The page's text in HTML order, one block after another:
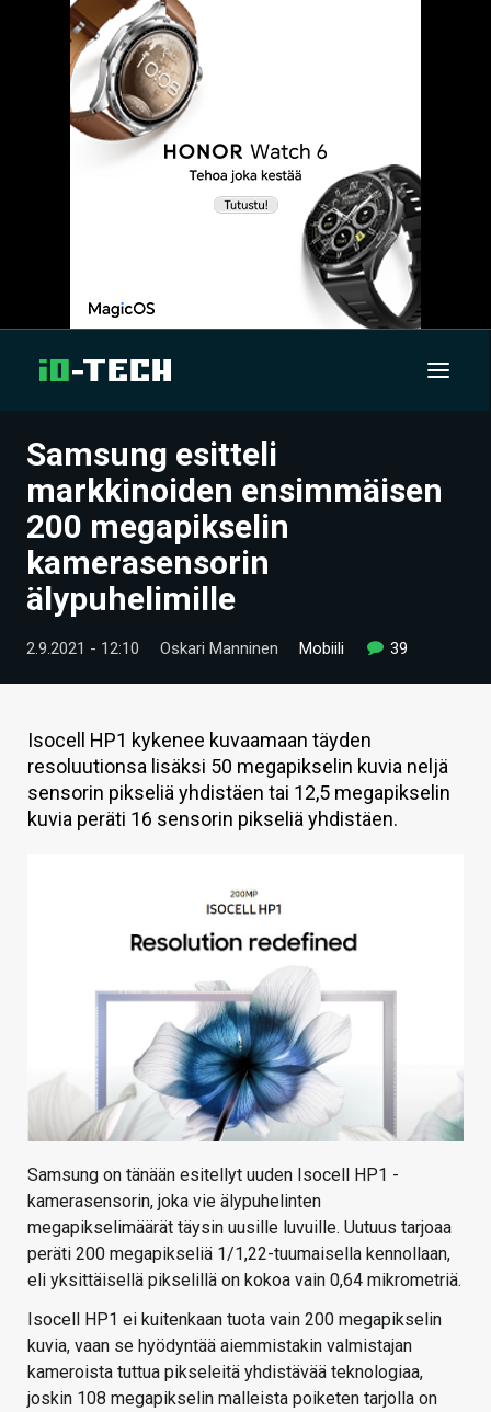
UUTISET
ARTIKKELIT
VIDEOT
TECHBBS
TIETOA
KAUPPA
VAIHDA TEEMA
Samsung esitteli
markkinoiden ensimmäisen
200 megapikselin
kamerasensorin
älypuhelimille
2.9.2021 - 12:10 Oskari Manninen Mobiili 39
Isocell HP1 kykenee kuvaamaan täyden
resoluutionsa lisäksi 50 megapikselin kuvia neljä
sensorin pikseliä yhdistäen tai 12,5 megapikselin
kuvia peräti 16 sensorin pikseliä yhdistäen.
Samsung on tänään esitellyt uuden Isocell HP1 -
kamerasensorin, joka vie älypuhelinten
megapikselimäärät täysin uusille luvuille. Uutuus tarjoaa
peräti 200 megapikseliä 1/1,22-tuumaisella kennollaan,
eli yksittäisellä pikselillä on kokoa vain 0,64 mikrometriä.
Isocell HP1 ei kuitenkaan tuota vain 200 megapikselin
kuvia, vaan se hyödyntää aiemmistakin valmistajan
kameroista tuttua pikseleitä yhdistävää teknologiaa,
joskin 108 megapikselin malleista poiketen tarjolla on